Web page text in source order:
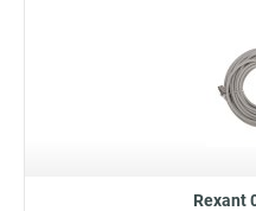
Rexant